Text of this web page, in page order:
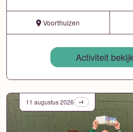
Voorthuizen
Activiteit
11 augustus 2026 +4